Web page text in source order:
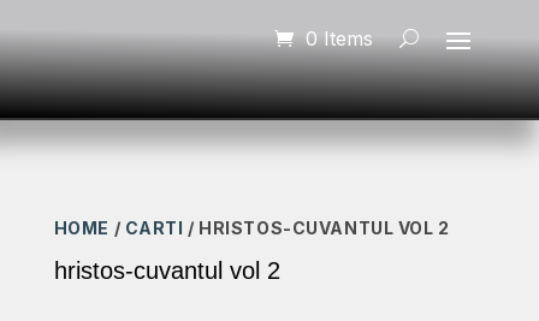
0 Items
HOME / CARTI / HRISTOS-CUVANTUL VOL 2
hristos-cuvantul vol 2